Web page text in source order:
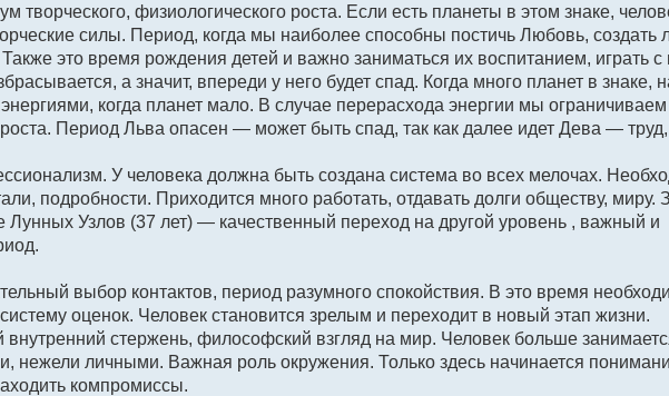
физиологического роста. Если есть планеты в этом знаке,
силы. Период, когда мы наиболее способны постичь Любовь, создать
это время рождения детей и важно заниматься их воспитанием, играть
а значит, впереди у него будет спад. Когда много планет в знаке,
когда планет мало. В случае перерасхода энергии мы ограничиваем
Период Льва опасен — может быть спад, так как далее идет Дева — труд,
У человека должна быть создана система во всех мелочах.
подробности. Приходится много работать, отдавать долги обществу, миру.
Лунных Узлов (37 лет) — качественный переход на другой уровень , важный и
выбор контактов, период разумного спокойствия. В это время
оценок. Человек становится зрелым и переходит в новый этап жизни.
стержень, философский взгляд на мир. Человек больше
нежели личными. Важная роль окружения. Только здесь начинается
компромиссы.